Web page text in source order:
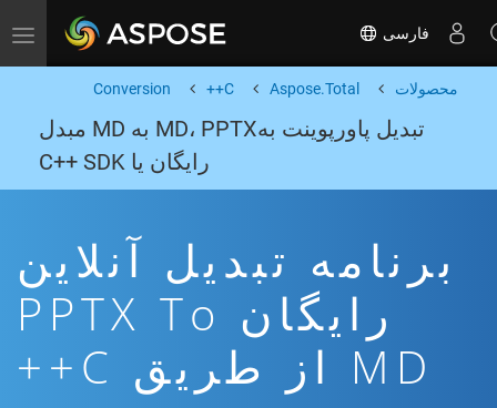
Toggle navigation فارسی
محصولات Aspose.Total
C++
Conversion
تبدیل پاورپوینت بهMD، PPTX به MD مبدل
رایگان یا C++ SDK
برنامه تبدیل آنلاین
رایگان PPTX To
MD از طریق C++